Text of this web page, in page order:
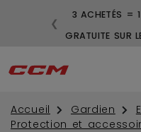
3 ACHETÉS =
GRATUITE SUR
❮
Accueil Gardien
Protection et